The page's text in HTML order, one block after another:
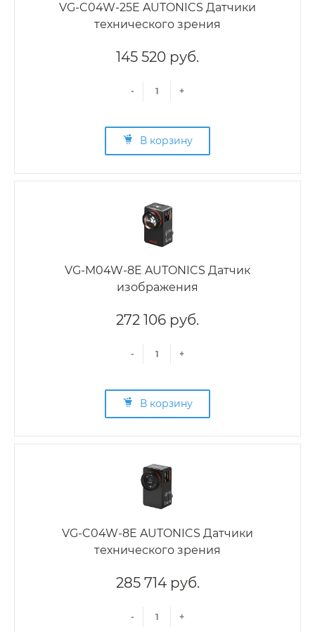
VG-C04W-25E AUTONICS Датчики
технического зрения
145 520 руб.
- +
В корзину
VG-M04W-8E AUTONICS Датчик
изображения
272 106 руб.
- +
В корзину
VG-C04W-8E AUTONICS Датчики
технического зрения
285 714 руб.
- +